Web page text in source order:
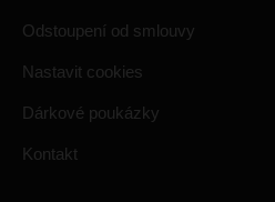
Odstoupení od smlouvy
Nastavit cookies
Dárkové poukázky
Kontakt